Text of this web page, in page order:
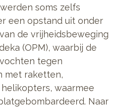
soms zelfs
een opstand uit onder
de vrijheidsbeweging
(OPM), waarbij de
tegen
met raketten,
waarmee
Naar